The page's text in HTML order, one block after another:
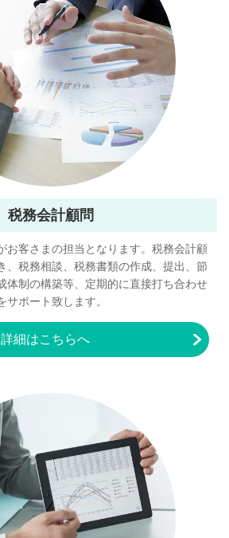
税務会計顧問
お客さまの担当となります。税務会計顧
、税務相談、税務書類の作成、提出、節
体制の構築等、定期的に直接打ち合わせ
ポート致します。
詳細はこちらへ